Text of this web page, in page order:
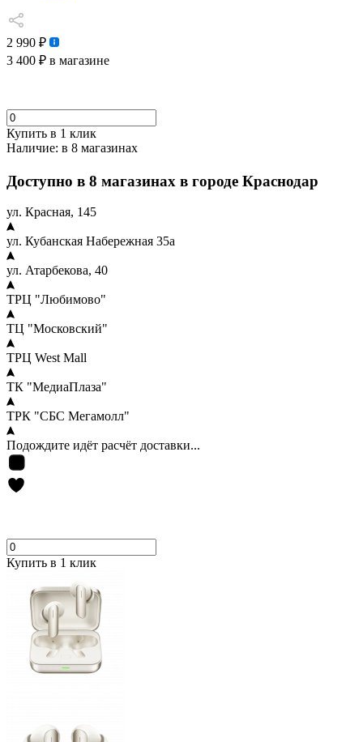
2 990 ₽
3 400 ₽ в магазине
Купить в 1 клик
Наличие: в 8 магазинах
Доступно в 8 магазинах в городе Краснодар
ул. Красная, 145
ул. Кубанская Набережная 35а
ул. Атарбекова, 40
ТРЦ "Любимово"
ТЦ "Московский"
ТРЦ West Mall
ТК "МедиаПлаза"
ТРК "СБС Мегамолл"
Подождите идёт расчёт доставки...
Купить в 1 клик